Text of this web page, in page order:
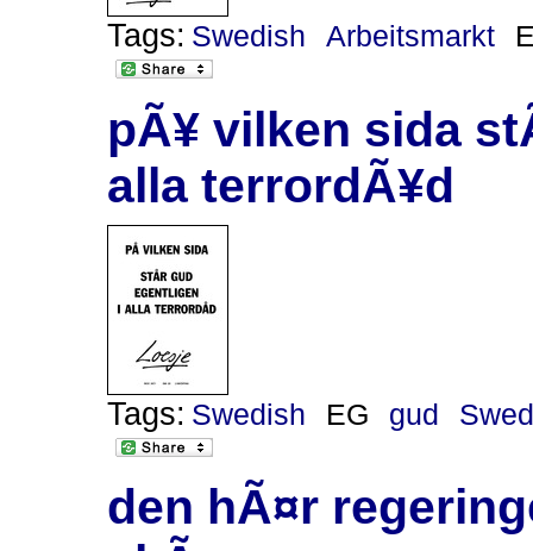
Tags: Swedish Arbeitsmarkt
pÃ¥ vilken sida
alla terrordÃ¥d
Tags: Swedish EG gud
den hÃ¤r